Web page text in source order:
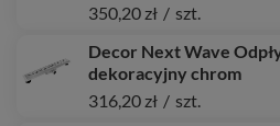
350,20 zł / szt.
Decor Next Wave
dekoracyjny chrom
316,20 zł / szt.